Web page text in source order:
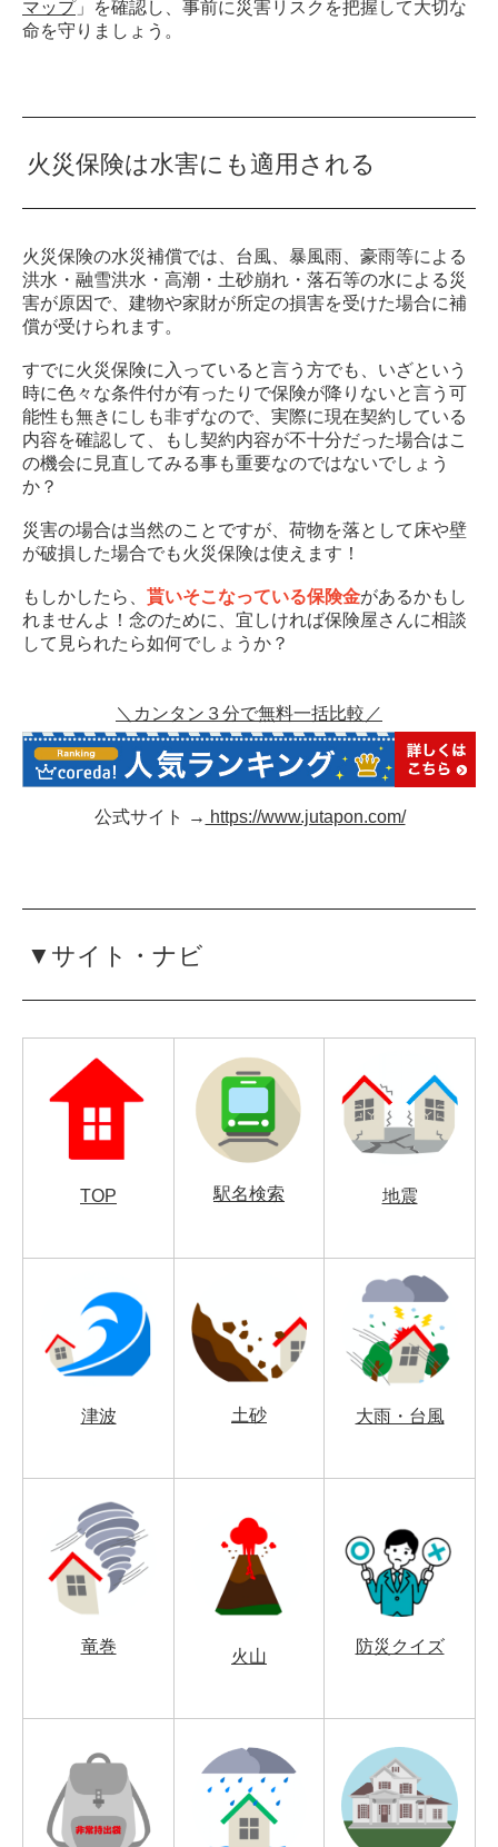
マップ」を確認し、事前に災害リスクを把握して大切な
命を守りましょう。
火災保険は水害にも適用される
火災保険の水災補償では、台風、暴風雨、豪雨等による
洪水・融雪洪水・高潮・土砂崩れ・落石等の水による災
害が原因で、建物や家財が所定の損害を受けた場合に補
償が受けられます。
すでに火災保険に入っていると言う方でも、いざという
時に色々な条件付が有ったりで保険が降りないと言う可
能性も無きにしも非ずなので、実際に現在契約している
内容を確認して、もし契約内容が不十分だった場合はこ
の機会に見直してみる事も重要なのではないでしょう
か？
災害の場合は当然のことですが、荷物を落として床や壁
が破損した場合でも火災保険は使えます！
もしかしたら、 貰いそこなっている保険金があるかもし
れませんよ！念のために、宜しければ保険屋さんに相談
して見られたら如何でしょうか？
＼カンタン３分で無料一括比較／
公式サイト → https://www.jutapon.com/
▼サイト・ナビ
TOP 駅名検索 地震
津波 土砂 大雨・台風
竜巻
火山
防災クイズ